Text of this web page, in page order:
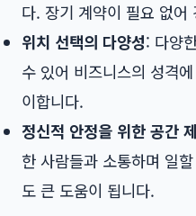
다. 장기 계약이 필요 없어
위치 선택의 다양성: 다양
수 있어 비즈니스의 성격
이합니다.
정신적 안정을 위한 공간
한 사람들과 소통하며 일
도 큰 도움이 됩니다.